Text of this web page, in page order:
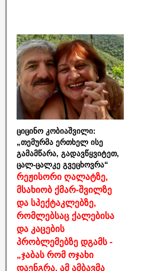
ციცინო კობიაშვილი:
„თემურმა ერთხელ ისე
გამამწარა, გადავწყვიტეთ,
ცალ-ცალკე გვეცხოვრა“
რეჟისორი ღალატზე,
მსახიობ ქმარ-შვილზე
და სპექტაკლებზე,
რომლებსაც ქალებისა
და კაცების
პრობლემებზე დგამს -
„ჯაბას რომ ოჯახი
დაენგრა, ამ ამბავმა